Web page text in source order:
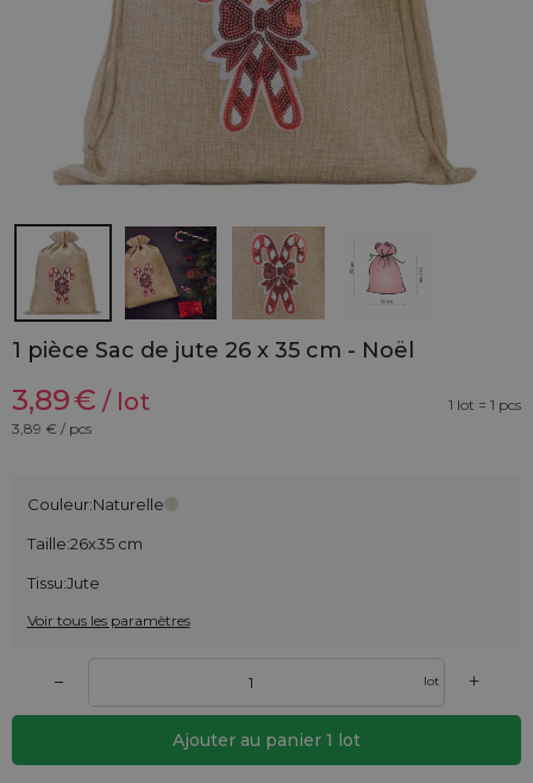
1 pièce Sac de jute 26 x 35 cm - Noël
3,89€ / lot
1 lot = 1 pcs
3,89 € / pcs
Couleur:Naturelle
Taille:26x35 cm
Tissu:Jute
Voir tous les paramètres
– lot +
Ajouter au panier 1 lot